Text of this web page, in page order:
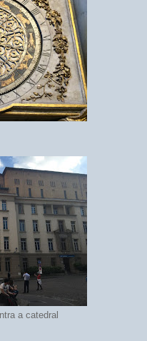
a catedral